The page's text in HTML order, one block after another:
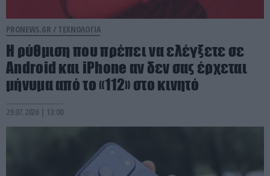
PRONEWS.GR / ΤΕΧΝΟΛΟΓΙΑ
Η ρύθμιση που πρέπει να ελέγξετε σε
Android και iPhone αν δεν σας έρχεται
μήνυμα από το «112» στο κινητό
29.07.2026 | 13:00